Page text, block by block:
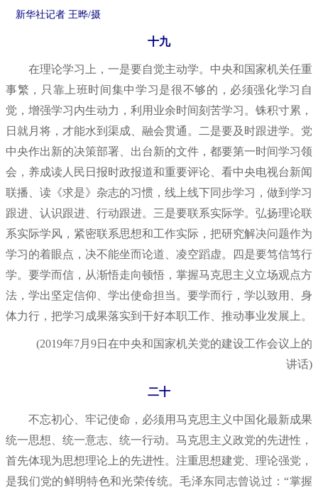
新华社记者 王晔/摄
十九
在理论学习上，一是要自觉主动学。中央和国家机关任重
事繁，只靠上班时间集中学习是很不够的，必须强化学习自
觉，增强学习内生动力，利用业余时间刻苦学习。铢积寸累，
日就月将，才能水到渠成、融会贯通。二是要及时跟进学。党
中央作出新的决策部署、出台新的文件，都要第一时间学习领
会，养成读人民日报时政报道和重要评论、看中央电视台新闻
联播、读《求是》杂志的习惯，线上线下同步学习，做到学习
跟进、认识跟进、行动跟进。三是要联系实际学。弘扬理论联
系实际学风，紧密联系思想和工作实际，把研究解决问题作为
学习的着眼点，决不能坐而论道、凌空蹈虚。四是要笃信笃行
学。要学而信，从渐悟走向顿悟，掌握马克思主义立场观点方
法，学出坚定信仰、学出使命担当。要学而行，学以致用、身
体力行，把学习成果落实到干好本职工作、推动事业发展上。
(2019年7月9日在中央和国家机关党的建设工作会议上的
讲话)
二十
不忘初心、牢记使命，必须用马克思主义中国化最新成果
统一思想、统一意志、统一行动。马克思主义政党的先进性，
首先体现为思想理论上的先进性。注重思想建党、理论强党，
是我们党的鲜明特色和光荣传统。毛泽东同志曾说过：“掌握